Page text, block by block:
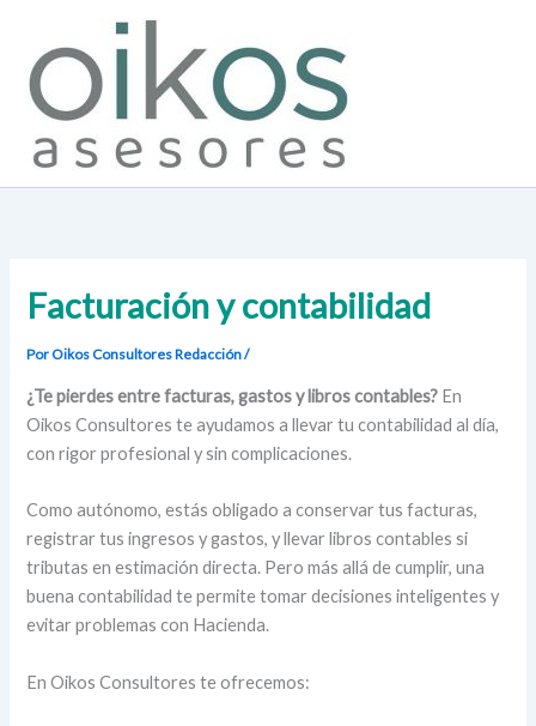
contenido
Facturación y contabilidad
Por Oikos ConsultoresRedacción/
¿Te pierdes entre facturas, gastos y libros contables? En
Oikos Consultores te ayudamos a llevar tu contabilidad al día,
con rigor profesional y sin complicaciones.
Como autónomo, estás obligado a conservar tus facturas,
registrar tus ingresos y gastos, y llevar libros contables si
tributas en estimación directa. Pero más allá de cumplir, una
buena contabilidad te permite tomar decisiones inteligentes y
evitar problemas con Hacienda.
En Oikos Consultores te ofrecemos: